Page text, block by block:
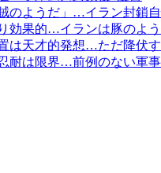
のようだ」…イラン封鎖
効果的…イランは豚のよう
は天才的発想…ただ降伏す
耐は限界…前例のない軍事